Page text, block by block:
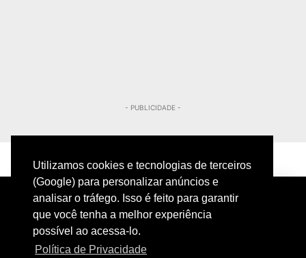
Utilizamos cookies e tecnologias de terceiros
(Google) para personalizar anúncios e
analisar o tráfego. Isso é feito para garantir
que você tenha a melhor experiência
possível ao acessa-lo.
Política de Privacidade
- PUBLICIDADE -